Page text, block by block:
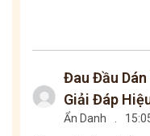
Đau Đầu
Giải Đáp
Ẩn Danh